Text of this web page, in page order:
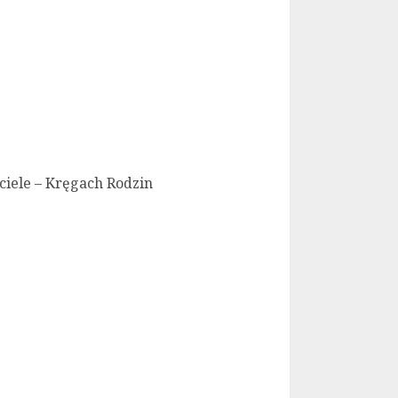
– Kręgach Rodzin